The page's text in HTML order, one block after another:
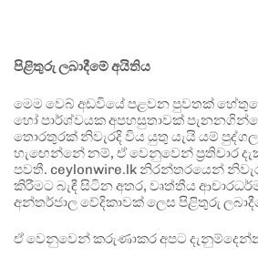
පිළිතුරු ලබාදීමේ අයිතිය
මෙම වෙබ් අඩවියේ පළවන පුවතක්
හෝ පාර්ශ්වයක අපහසුතාවක්
තොරතුරක් නිවැරදි විය යුතු යැයි යම්
හැඟෙන්නේ නම්, ඒ වෙනුවෙන් ප්‍රතිචාර
පවතී. ceylonwire.lk නිරන්තරයෙන්
කිරීමට බැඳී සිටින අතර, වෘත්තීය
අන්තර්ජාල වේදිකාවක් ලෙස පිළිතුරු
ඒ වෙනුවෙන් කරුණාකර අපට